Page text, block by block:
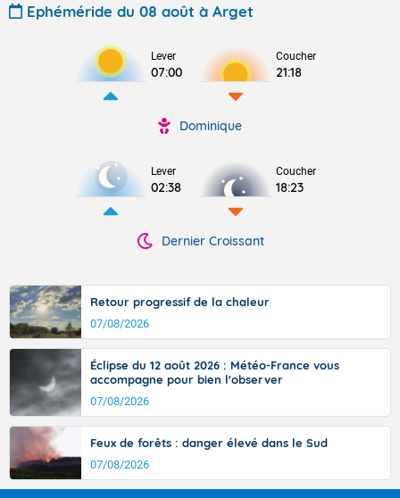
Ephéméride du 08 août à Arget
Lever
07:00
Coucher
21:18
Dominique
Lever
02:38
Coucher
18:23
Dernier Croissant
Retour progressif de la chaleur
07/08/2026
Éclipse du 12 août 2026 : Météo-France vous
accompagne pour bien l'observer
07/08/2026
Feux de forêts : danger élevé dans le Sud
07/08/2026